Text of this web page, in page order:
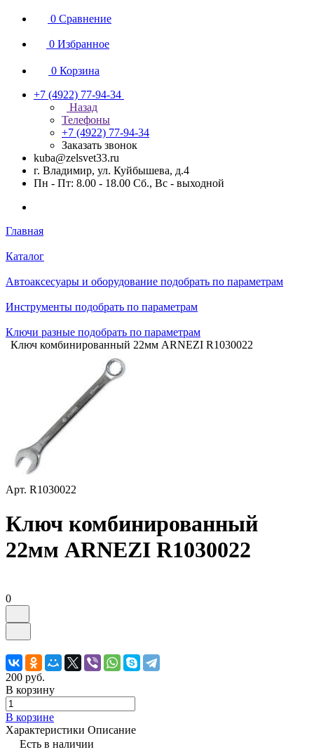
0 Сравнение
0 Избранное
0 Корзина
+7 (4922) 77-94-34
Назад
Телефоны
+7 (4922) 77-94-34
Заказать звонок
kuba@zelsvet33.ru
г. Владимир, ул. Куйбышева, д.4
Пн - Пт: 8.00 - 18.00 Сб., Вс - выходной
Главная
Каталог
Автоаксесуары и оборудование подобрать по параметрам
Инструменты подобрать по параметрам
Ключи разные подобрать по параметрам
Ключ комбинированный 22мм ARNEZI R1030022
Арт. R1030022
Ключ комбинированный
22мм ARNEZI R1030022
0
200 руб.
В корзину
В корзине
Характеристики Описание
Есть в наличии